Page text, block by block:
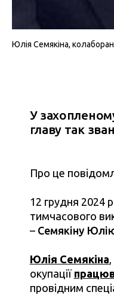
Юлія Семякіна,
У
главу так
Про це
12 грудня 2024
тимчасового
– Семякіну
Юлія Семякіна
окупації
провідним